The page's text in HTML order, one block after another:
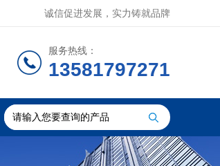
诚信促进发展，实力铸就品牌
服务热线：
13581797271